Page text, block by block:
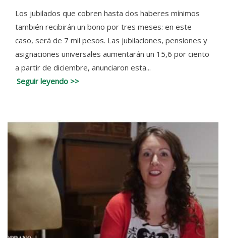
Los jubilados que cobren hasta dos haberes mínimos
también recibirán un bono por tres meses: en este
caso, será de 7 mil pesos. Las jubilaciones, pensiones y
asignaciones universales aumentarán un 15,6 por ciento
a partir de diciembre, anunciaron esta...
Seguir leyendo >>